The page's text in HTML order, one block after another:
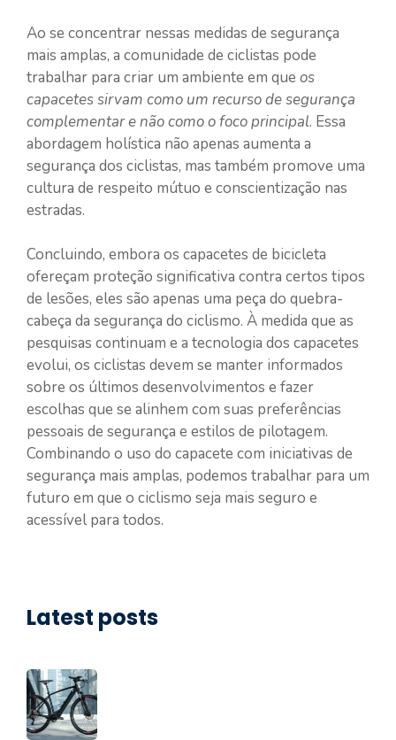
Ao se concentrar nessas medidas de segurança
mais amplas, a comunidade de ciclistas pode
trabalhar para criar um ambiente em que os
capacetes sirvam como um recurso de segurança
complementar e não como o foco principal. Essa
abordagem holística não apenas aumenta a
segurança dos ciclistas, mas também promove uma
cultura de respeito mútuo e conscientização nas
estradas.
Concluindo, embora os capacetes de bicicleta
ofereçam proteção significativa contra certos tipos
de lesões, eles são apenas uma peça do quebra-
cabeça da segurança do ciclismo. À medida que as
pesquisas continuam e a tecnologia dos capacetes
evolui, os ciclistas devem se manter informados
sobre os últimos desenvolvimentos e fazer
escolhas que se alinhem com suas preferências
pessoais de segurança e estilos de pilotagem.
Combinando o uso do capacete com iniciativas de
segurança mais amplas, podemos trabalhar para um
futuro em que o ciclismo seja mais seguro e
acessível para todos.
Latest posts